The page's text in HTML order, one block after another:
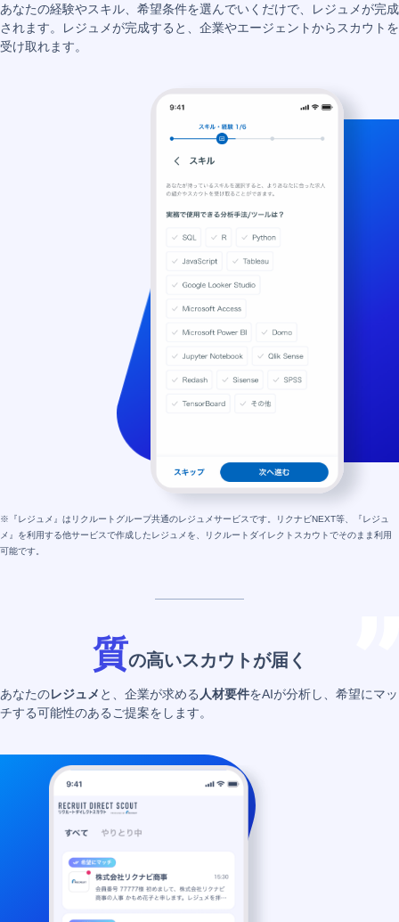
あなたの経験やスキル、希望条件を選んでいくだけで、レジュメが完成
されます。レジュメが完成すると、企業やエージェントからスカウトを
受け取れます。
※『レジュメ』はリクルートグループ共通のレジュメサービスです。リクナビNEXT等、『レジュ
メ』を利用する他サービスで作成したレジュメを、リクルートダイレクトスカウトでそのまま利用
可能です。
質の高いスカウトが届く
あなたのレジュメ と、企業が求める 人材要件をAIが分析し、希望にマッ
チする可能性のあるご提案をします。